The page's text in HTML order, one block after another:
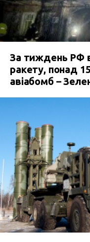
За тиждень РФ
ракету, понад
авіабомб –